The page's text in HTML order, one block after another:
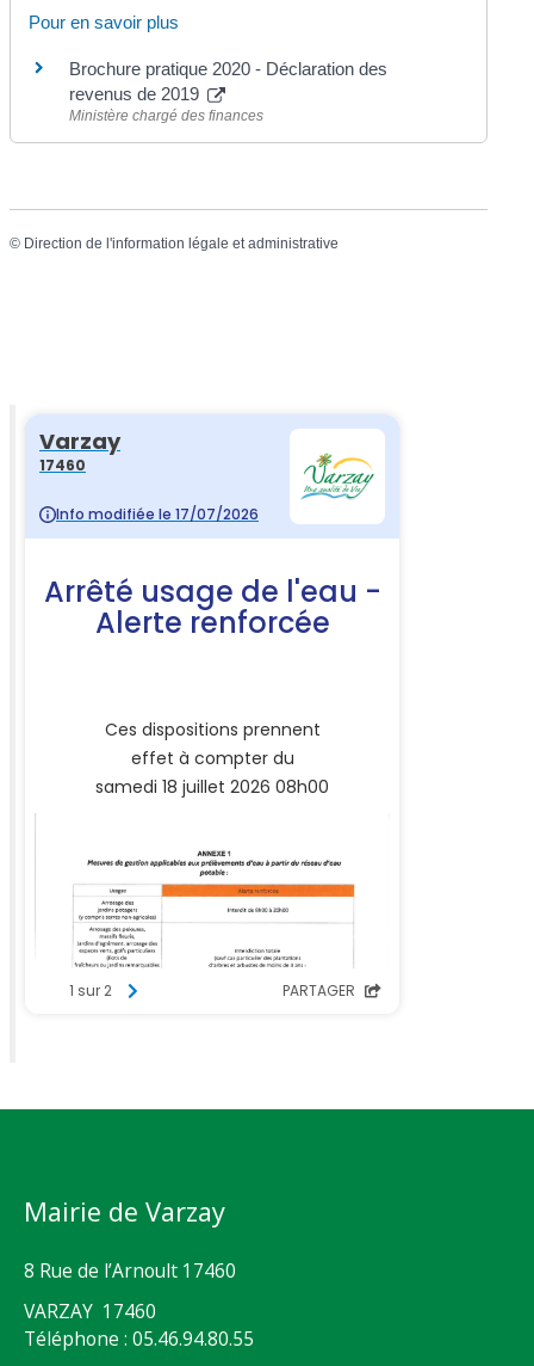
Pour en savoir plus
Brochure pratique 2020 - Déclaration des
revenus de 2019
Ministère chargé des finances
© Direction de l'information légale et administrative
Mairie de Varzay
8 Rue de l’Arnoult 17460
VARZAY 17460
Téléphone : 05.46.94.80.55